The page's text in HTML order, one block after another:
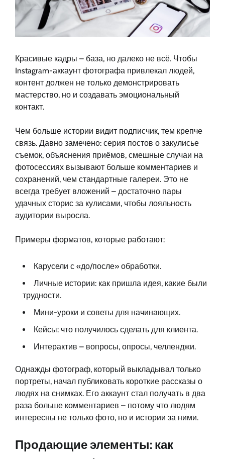
Красивые кадры – база, но далеко не всё. Чтобы
Instagram-аккаунт фотографа привлекал людей,
контент должен не только демонстрировать
мастерство, но и создавать эмоциональный
контакт.
Чем больше истории видит подписчик, тем крепче
связь. Давно замечено: серия постов о закулисье
съемок, объяснения приёмов, смешные случаи на
фотосессиях вызывают больше комментариев и
сохранений, чем стандартные галереи. Это не
всегда требует вложений – достаточно пары
удачных сторис за кулисами, чтобы лояльность
аудитории выросла.
Примеры форматов, которые работают:
Карусели с «до/после» обработки.
Личные истории: как пришла идея, какие были
трудности.
Мини-уроки и советы для начинающих.
Кейсы: что получилось сделать для клиента.
Интерактив – вопросы, опросы, челленджи.
Однажды фотограф, который выкладывал только
портреты, начал публиковать короткие рассказы о
людях на снимках. Его аккаунт стал получать в два
раза больше комментариев – потому что людям
интересны не только фото, но и истории за ними.
Продающие элементы: как